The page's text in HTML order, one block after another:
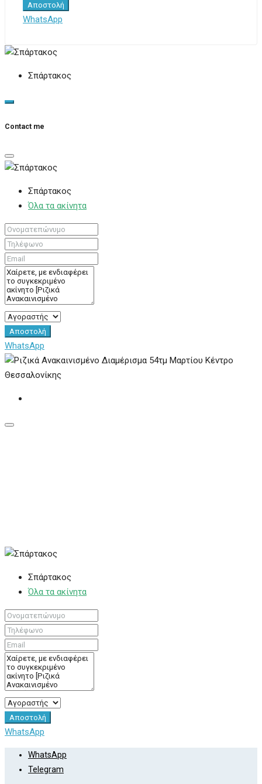
Αποστολή
WhatsApp
Σπάρτακος
Contact me
Σπάρτακος
Όλα τα ακίνητα
Αποστολή
WhatsApp
Σπάρτακος
Όλα τα ακίνητα
Αποστολή
WhatsApp
WhatsApp
Telegram